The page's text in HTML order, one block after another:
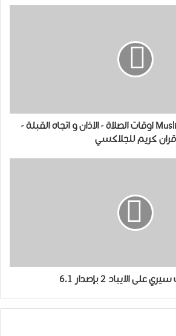
تحميل برنامج Muslim Pro اوقات الصلاة - الاذان و اتجاه القبلة -
قران كريم للجلاكسي
الايباد 2 بإصدار 6.1